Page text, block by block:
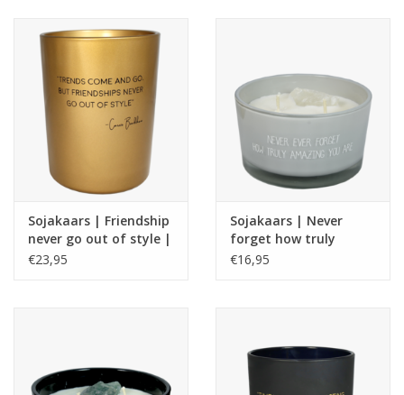
Sojakaars | Friendship
never go out of style |
Carrie Bradshaw | My
€23,95
Sojakaars | Never
forget how truly
amazing you are
€16,95